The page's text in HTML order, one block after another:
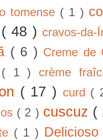
tomense ( 1 )
( 48 ) cravos-
( 6 ) Creme de
( 1 ) crème
( 17 ) curd (
( 2 ) cuscuz (
( 1 )